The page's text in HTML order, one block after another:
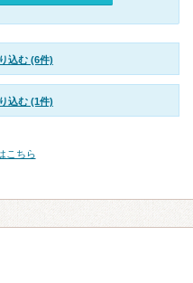
込む (6件)
込む (1件)
こちら